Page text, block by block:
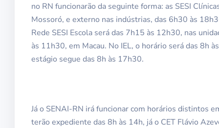
no RN funcionarão da seguinte forma: as SESI
Mossoró, e externo nas indústrias, das 6h30 às
Rede SESI Escola será das 7h15 às 12h30, nas
às 11h30, em Macau. No IEL, o horário será das 8h
estágio segue das 8h às 17h30.
Já o SENAI-RN irá funcionar com horários distintos
terão expediente das 8h às 14h, já o CET Flávio